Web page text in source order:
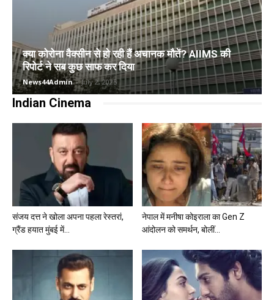
क्या कोरोना वैक्सीन से हो रही हैं अचानक मौतें? AIIMS की
रिपोर्ट ने सब कुछ साफ कर दिया
News44Admin - July 2, 2025
Indian Cinema
संजय दत्त ने खोला अपना पहला रेस्तरां,
ग्रैंड हयात मुंबई में...
नेपाल में मनीषा कोइराला का Gen Z
आंदोलन को समर्थन, बोलीं...